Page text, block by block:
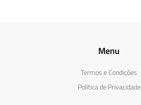
Menu
Termos e Condições
Política de Privacidade